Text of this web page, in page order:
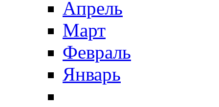
Апрель
Март
Февраль
Январь